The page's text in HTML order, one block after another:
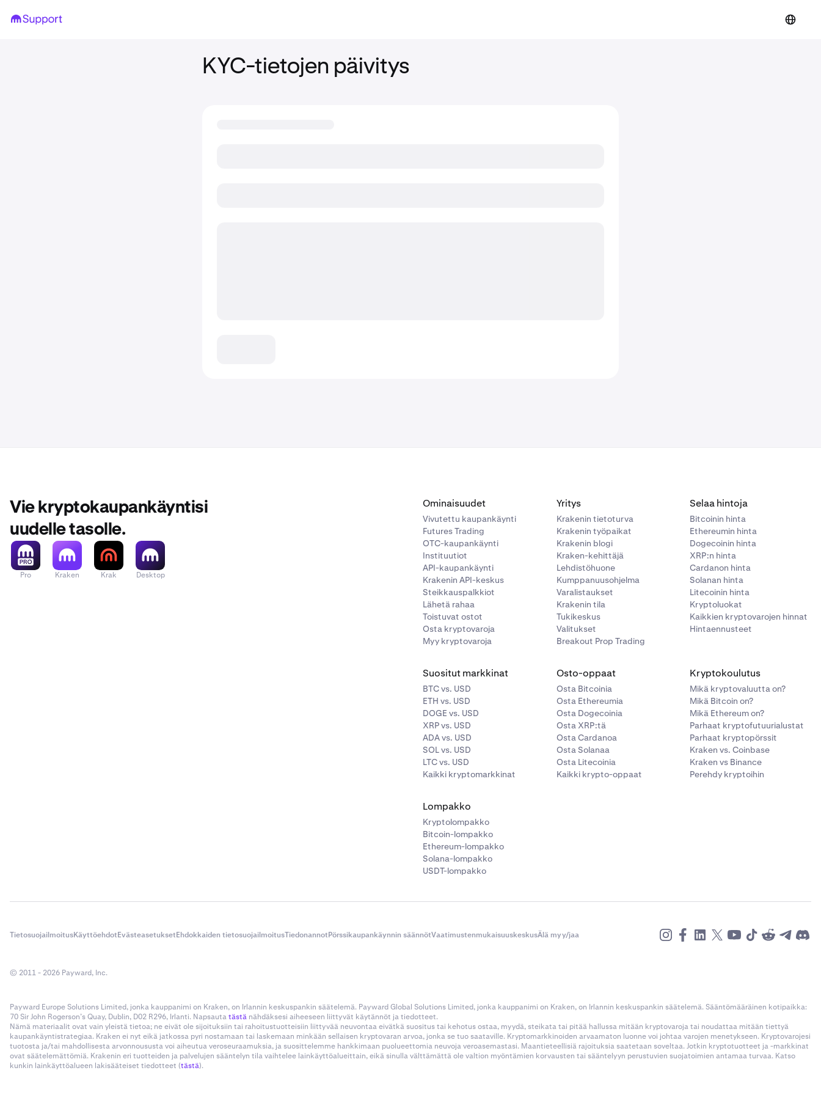
KYC-tietojen päivitys
Vie kryptokaupankäyntisi
uudelle tasolle.
Pro Kraken Krak Desktop
Ominaisuudet
Vivutettu kaupankäynti
Futures Trading
OTC-kaupankäynti
Instituutiot
API-kaupankäynti
Krakenin API-keskus
Steikkauspalkkiot
Lähetä rahaa
Toistuvat ostot
Osta kryptovaroja
Myy kryptovaroja
Yritys
Krakenin tietoturva
Krakenin työpaikat
Krakenin blogi
Kraken-kehittäjä
Lehdistöhuone
Kumppanuusohjelma
Varalistaukset
Krakenin tila
Tukikeskus
Valitukset
Breakout Prop Trading
Selaa hintoja
Bitcoinin hinta
Ethereumin hinta
Dogecoinin hinta
XRP:n hinta
Cardanon hinta
Solanan hinta
Litecoinin hinta
Kryptoluokat
Kaikkien kryptovarojen hinnat
Hintaennusteet
Suositut markkinat
BTC vs. USD
ETH vs. USD
DOGE vs. USD
XRP vs. USD
ADA vs. USD
SOL vs. USD
LTC vs. USD
Kaikki kryptomarkkinat
Osto-oppaat
Osta Bitcoinia
Osta Ethereumia
Osta Dogecoinia
Osta XRP:tä
Osta Cardanoa
Osta Solanaa
Osta Litecoinia
Kaikki krypto-oppaat
Kryptokoulutus
Mikä kryptovaluutta on?
Mikä Bitcoin on?
Mikä Ethereum on?
Parhaat kryptofutuurialustat
Parhaat kryptopörssit
Kraken vs. Coinbase
Kraken vs Binance
Perehdy kryptoihin
Lompakko
Kryptolompakko
Bitcoin-lompakko
Ethereum-lompakko
Solana-lompakko
USDT-lompakko
TietosuojailmoitusKäyttöehdotEvästeasetuksetEhdokkaiden tietosuojailmoitusTiedonannotPörssikaupankäynnin säännötVaatimustenmukaisuuskeskusÄlä myy/jaa
© 2011 - 2026 Payward, Inc.
Payward Europe Solutions Limited, jonka kauppanimi on Kraken, on Irlannin keskuspankin säätelemä. Payward Global Solutions Limited, jonka kauppanimi on Kraken, on Irlannin keskuspankin säätelemä. Sääntömääräinen kotipaikka:
70 Sir John Rogerson’s Quay, Dublin, D02 R296, Irlanti. Napsautatästä nähdäksesi aiheeseen liittyvät käytännöt ja tiedotteet.
Nämä materiaalit ovat vain yleistä tietoa; ne eivät ole sijoituksiin tai rahoitustuotteisiin liittyvää neuvontaa eivätkä suositus tai kehotus ostaa, myydä, steikata tai pitää hallussa mitään kryptovaroja tai noudattaa mitään tiettyä
kaupankäyntistrategiaa. Kraken ei nyt eikä jatkossa pyri nostamaan tai laskemaan minkään sellaisen kryptovaran arvoa, jonka se tuo saataville. Kryptomarkkinoiden arvaamaton luonne voi johtaa varojen menetykseen. Kryptovarojesi
tuotosta ja/tai mahdollisesta arvonnoususta voi aiheutua veroseuraamuksia, ja suosittelemme hankkimaan puolueettomia neuvoja veroasemastasi. Maantieteellisiä rajoituksia saatetaan soveltaa. Jotkin kryptotuotteet ja -markkinat
ovat säätelemättömiä. Krakenin eri tuotteiden ja palvelujen sääntelyn tila vaihtelee lainkäyttöalueittain, eikä sinulla välttämättä ole valtion myöntämien korvausten tai sääntelyyn perustuvien suojatoimien antamaa turvaa. Katso
kunkin lainkäyttöalueen lakisääteiset tiedotteet (tästä).